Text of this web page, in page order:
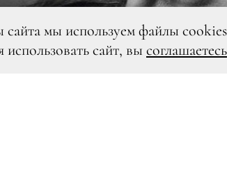
мы используем файлы
сайт, вы соглашаетесь